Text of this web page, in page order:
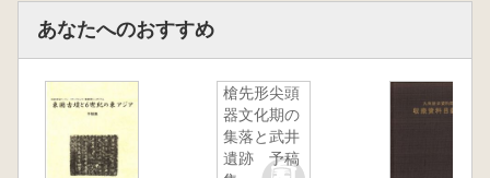
あなたへのおすすめ
槍先形尖頭
器文化期の
集落と武井
遺跡 予稿